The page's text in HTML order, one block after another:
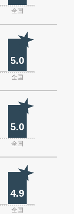
全国
5.0
全国
5.0
全国
4.9
全国